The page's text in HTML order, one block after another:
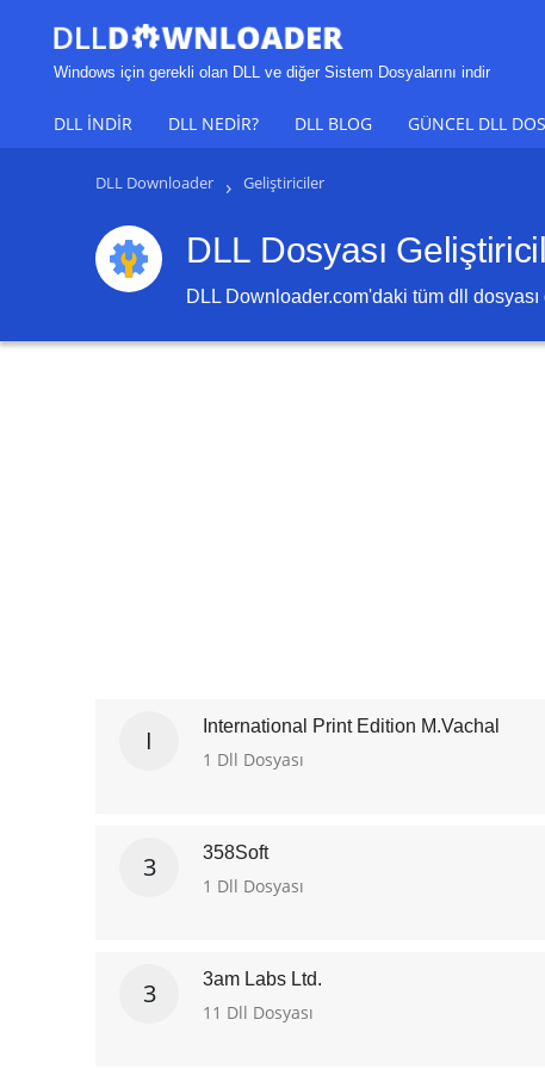
Windows için gerekli olan DLL ve diğer Sistem Dosyalarını indir
DLL INDIR DLL NEDIR? DLL BLOG GÜNCEL DLL
DLL Downloader › Geliştiriciler
DLL Dosyası
DLL Downloader.com'daki tüm dll
I International Print Edition M.Vachal
1 Dll Dosyası
3 358Soft
1 Dll Dosyası
3 3am Labs Ltd.
11 Dll Dosyası